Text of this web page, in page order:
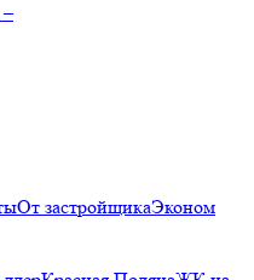
От застройщикаЭконом